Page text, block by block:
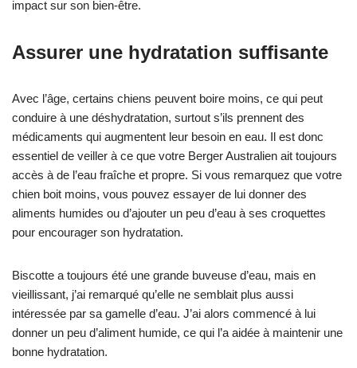
impact sur son bien-être.
Assurer une hydratation suffisante
Avec l’âge, certains chiens peuvent boire moins, ce qui peut
conduire à une déshydratation, surtout s’ils prennent des
médicaments qui augmentent leur besoin en eau. Il est donc
essentiel de veiller à ce que votre Berger Australien ait toujours
accès à de l’eau fraîche et propre. Si vous remarquez que votre
chien boit moins, vous pouvez essayer de lui donner des
aliments humides ou d’ajouter un peu d’eau à ses croquettes
pour encourager son hydratation.
Biscotte a toujours été une grande buveuse d’eau, mais en
vieillissant, j’ai remarqué qu’elle ne semblait plus aussi
intéressée par sa gamelle d’eau. J’ai alors commencé à lui
donner un peu d’aliment humide, ce qui l’a aidée à maintenir une
bonne hydratation.